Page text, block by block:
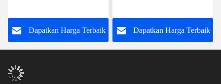
pembagian berat yang
cepat dan akurat
Dapatkan Harga Terbaik Dapatkan Harga Terbaik